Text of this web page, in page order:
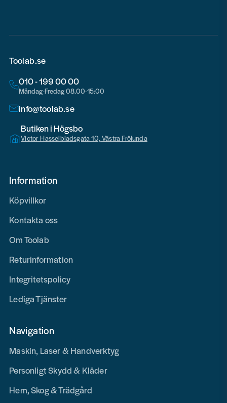
Toolab.se
010 - 199 00 00
Måndag-Fredag 08.00-15:00
info@toolab.se
Butiken i Högsbo
Victor Hasselbladsgata 10, Västra Frölunda
Information
Köpvillkor
Kontakta oss
Om Toolab
Returinformation
Integritetspolicy
Lediga Tjänster
Navigation
Maskin, Laser & Handverktyg
Personligt Skydd & Kläder
Hem, Skog & Trädgård